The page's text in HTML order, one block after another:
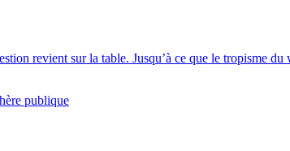
revient sur la table. Jusqu’à ce que le tropisme
publique